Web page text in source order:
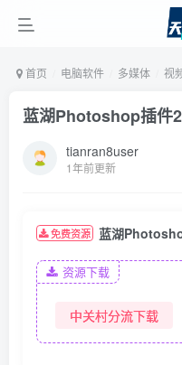
首页 电脑软件 多媒体 视
蓝湖Photoshop插件
tianran8user
1年前更新
免费资源 蓝湖
资源下载
中关村分流下载